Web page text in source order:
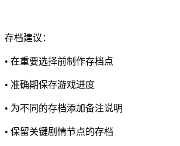
存档建议：
• 在重要选择前制作存档点
• 准确期保存游戏进度
• 为不同的存档添加备注说明
• 保留关键剧情节点的存档